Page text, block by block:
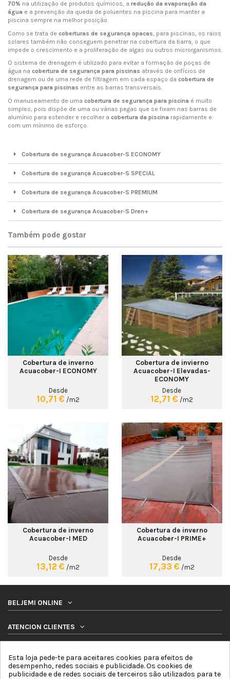
70% na utilização de produtos químicos, a redução da evaporação da
água e a prevenção da queda de poluentes na piscina para manter a
piscina sempre na melhor posição.
Como se trata de coberturas de segurança opacas , para piscinas, os raios
solares também não conseguem penetrar na cobertura da barra, o que
impede o crescimento e a proliferação de algas ou outros microrganismos.
O sistema de drenagem é utilizado para evitar a formação de poças de
água na cobertura de segurança para piscinas através de orifícios de
drenagem ou de uma rede de filtragem em cada espaço da cobertura de
segurança para piscinas entre as barras transversais.
O manuseamento de uma cobertura de segurança para piscina é muito
simples, pois dispõe de uma ou várias pegas que se fixam nas barras de
alumínio para estender e recolher a cobertura da piscina rapidamente e
com um mínimo de esforço.
Cobertura de segurança Acuacober-S ECONOMY
Cobertura de segurança Acuacober-S SPECIAL
Cobertura de segurança Acuacober-S PREMIUM
Cobertura de segurança Acuacober-S Dren+
Também pode gostar
Cobertura de inverno
Acuacober-I ECONOMY
Desde
10,71 € /m2
Cobertura de invierno
Acuacober-I Elevadas-
ECONOMY
Desde
12,71 € /m2
Cobertura de inverno
Acuacober-I MED
Desde
13,12 € /m2
Cobertura de inverno
Acuacober-I PRIME+
Desde
17,33 € /m2
BELJEMI ONLINE
ATENCION CLIENTES
SIGA-NOS
Esta loja pede-te para aceitares cookies para efeitos de
desempenho, redes sociais e publicidade. Os cookies de
publicidade e de redes sociais de terceiros são utilizados para te